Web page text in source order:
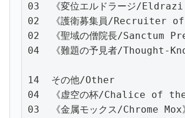
03  《変位エルドラージ/
02  《護衛募集員/Recruiter of
02  《聖域の僧院長/Sanctum
04  《難題の予見者/Thought-
14  その他/Other
04  《虚空の杯/Chalice of the
03  《金属モックス/Chrome Mox